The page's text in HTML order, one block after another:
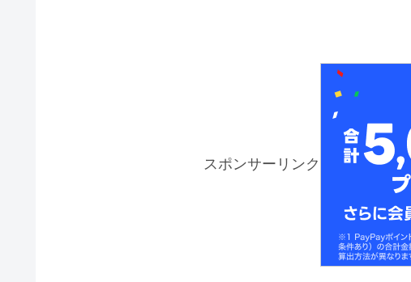
スポンサーリンク